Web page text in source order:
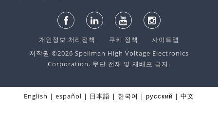
개인정보 처리정책 쿠키 정책
사이트맵
저작권 ©2026 Spellman High Voltage Electronics
Corporation. 무단 전재 및 재배포 금지.
English español 日本語 한국어 русский 中文